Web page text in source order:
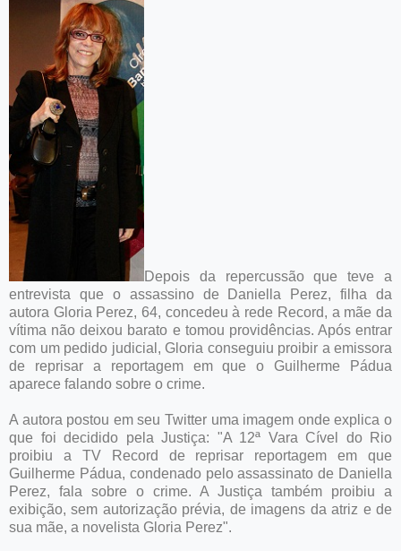
Depois da repercussão que teve a
entrevista que o assassino de Daniella Perez, filha da
autora Gloria Perez, 64, concedeu à rede Record, a mãe da
vítima não deixou barato e tomou providências. Após entrar
com um pedido judicial, Gloria conseguiu proibir a emissora
de reprisar a reportagem em que o Guilherme Pádua
aparece falando sobre o crime.
A autora postou em seu Twitter uma imagem onde explica o
que foi decidido pela Justiça: "A 12ª Vara Cível do Rio
proibiu a TV Record de reprisar reportagem em que
Guilherme Pádua, condenado pelo assassinato de Daniella
Perez, fala sobre o crime. A Justiça também proibiu a
exibição, sem autorização prévia, de imagens da atriz e de
sua mãe, a novelista Gloria Perez".